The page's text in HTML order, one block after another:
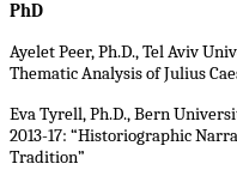
PhD
Ayelet Peer, Ph.D., Tel Aviv
Thematic Analysis of Julius
Eva Tyrell, Ph.D., Bern
2013-17: “Historiographic
Tradition”